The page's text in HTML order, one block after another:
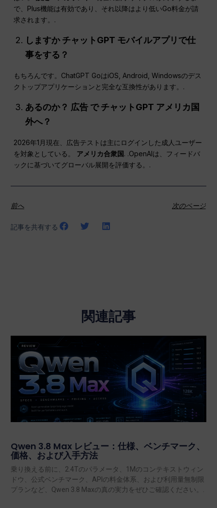
で、Plus機能は有効であり、それ以降はより低いGo料金が請
求されます。.
しますかチャットGPT モバイルアプリで仕
事をする？
もちろんです。ChatGPT GoはiOS, Android, Windowsのデス
クトップアプリケーションと完全な互換性があります。.
あるのか？ 広告 でチャットGPT アメリカ国
外へ？
2026年1月現在、広告テストは主にログインした成人ユーザー
を対象としている。 アメリカ合衆国. .OpenAIは、フィードバ
ックに基づいてグローバル展開を評価する。.
前へ 次のページ
記事を共有する
関連記事
Qwen 3.8 Max レビュー：仕様、ベンチマーク、
価格、および入手方法
乗り換える前に、2.4Tのパラメータ、1Mのコンテキストウィン
ドウ、公式ベンチマーク、APIの料金体系、および利用量無制限
プランなど、Qwen 3.8 Maxの真の実力をぜひご確認ください。.